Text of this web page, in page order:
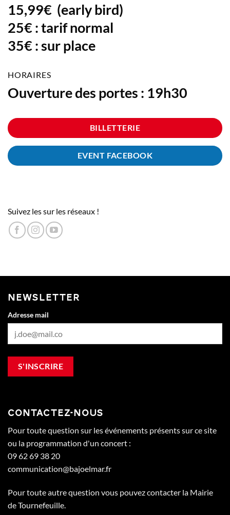
15,99€ (early bird)
25€ : tarif normal
35€ : sur place
HORAIRES
Ouverture des portes : 19h30
BILLETTERIE
EVENT FACEBOOK
Suivez les sur les réseaux !
NEWSLETTER
Adresse mail
CONTACTEZ-NOUS
Pour toute question sur les événements présents sur ce site
ou la programmation d'un concert :
09 62 69 38 20
communication@bajoelmar.fr
Pour toute autre question vous pouvez contacter la Mairie
de Tournefeuille.